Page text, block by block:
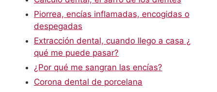
Piorrea, encías inflamadas, encogidas o
despegadas
Extracción dental, cuando llego a casa ¿
qué me puede pasar?
¿Por qué me sangran las encías?
Corona dental de porcelana